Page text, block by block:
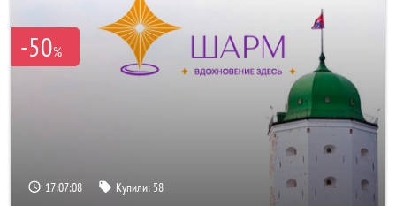
-50%
17:07:07 Купили: 58